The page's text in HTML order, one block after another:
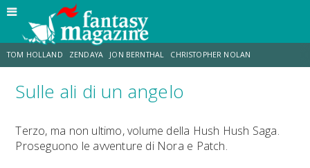
TOM HOLLAND ZENDAYA JON BERNTHAL CHRISTOPHER NOLAN
STRANIMONDI LUCCA COMICS & GAMES ODISSEA
DESTIN DANIEL CRETTON ERIK SOMMERS
Sulle ali di un angelo
Terzo, ma non ultimo, volume della Hush Hush Saga.
Proseguono le avventure di Nora e Patch.